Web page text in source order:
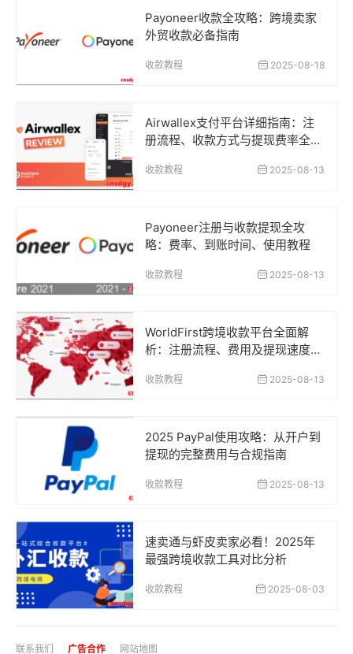
Payoneer收款全攻略：跨境卖家
外贸收款必备指南
收款教程 2025-08-18
Airwallex支付平台详细指南：注
册流程、收款方式与提现费率全解
收款教程 2025-08-13
Payoneer注册与收款提现全攻
略：费率、到账时间、使用教程
收款教程 2025-08-13
WorldFirst跨境收款平台全面解
析：注册流程、费用及提现速度全
收款教程 2025-08-13
2025 PayPal使用攻略：从开户到
提现的完整费用与合规指南
收款教程 2025-08-13
速卖通与虾皮卖家必看！2025年
最强跨境收款工具对比分析
收款教程 2025-08-03
联系我们 广告合作 网站地图